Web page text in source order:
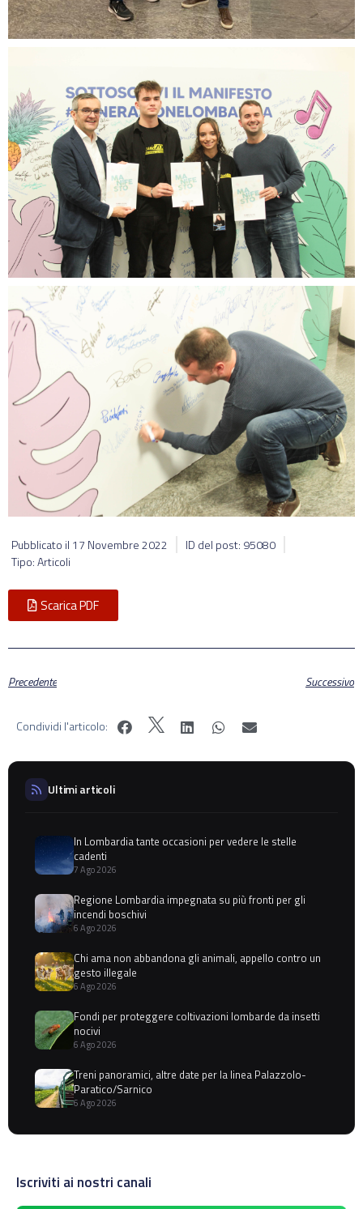
Pubblicato il 17 Novembre 2022
ID del post: 95080
Tipo: Articoli
Scarica PDF
Precedente Successivo
Condividi l'articolo:
Ultimi articoli
In Lombardia tante occasioni per vedere le stelle
cadenti
7 Ago 2026
Regione Lombardia impegnata su più fronti per gli
incendi boschivi
6 Ago 2026
Chi ama non abbandona gli animali, appello contro un
gesto illegale
6 Ago 2026
Fondi per proteggere coltivazioni lombarde da insetti
nocivi
6 Ago 2026
Treni panoramici, altre date per la linea Palazzolo-
Paratico/Sarnico
6 Ago 2026
Iscriviti ai nostri canali